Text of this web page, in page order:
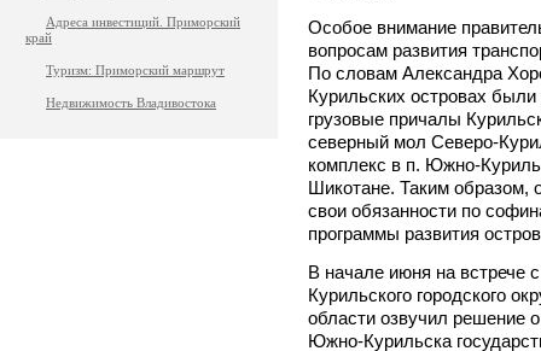
Адреса инвестиций. Приморский
край
Туризм: Приморский маршрут
Недвижимость Владивостока
Особое внимание
вопросам развития
По словам Александра
Курильских островах
грузовые причалы
северный мол Северо-
комплекс в п. Южно-
Шикотане. Таким образом,
свои обязанности по
программы развития
В начале июня на встрече
Курильского городского
области озвучил решение
Южно-Курильска